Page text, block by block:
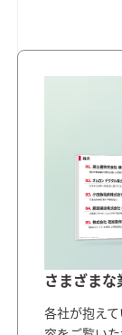
さまざまな
各社が抱え